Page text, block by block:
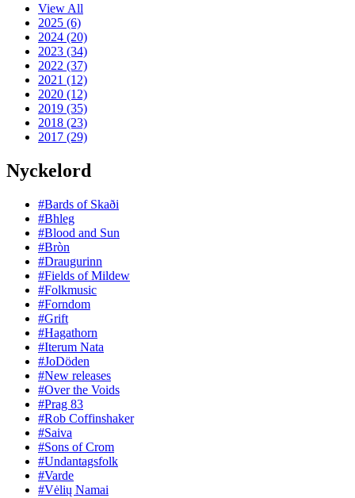
View All
2025 (6)
2024 (20)
2023 (34)
2022 (37)
2021 (12)
2020 (12)
2019 (35)
2018 (23)
2017 (29)
Nyckelord
#Bards of Skaði
#Bhleg
#Blood and Sun
#Bròn
#Draugurinn
#Fields of Mildew
#Folkmusic
#Forndom
#Grift
#Hagathorn
#Iterum Nata
#JoDöden
#New releases
#Over the Voids
#Prag 83
#Rob Coffinshaker
#Saiva
#Sons of Crom
#Undantagsfolk
#Varde
#Vėlių Namai